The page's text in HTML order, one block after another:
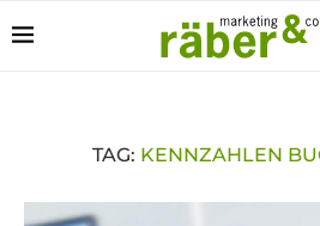
TAG: KENNZAHLEN